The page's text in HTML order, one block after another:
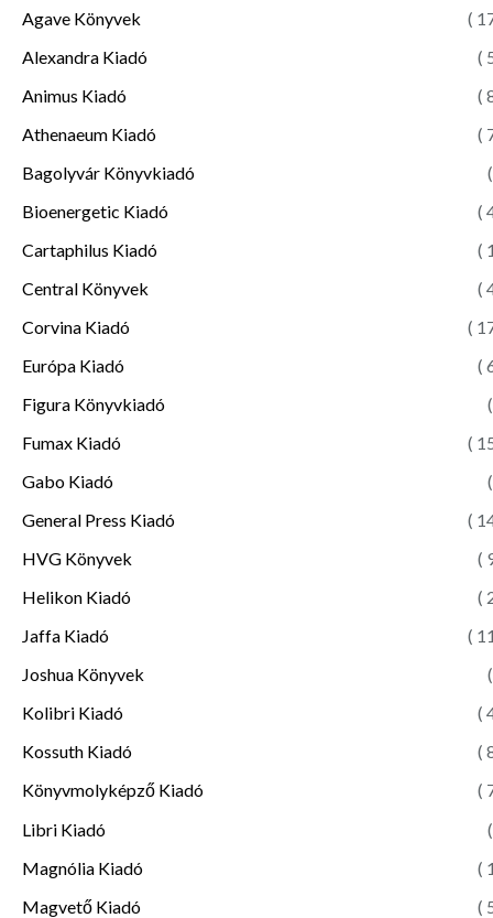
Agave Könyvek
(
Alexandra Kiadó
(
Animus Kiadó
(
Athenaeum Kiadó
(
Bagolyvár Könyvkiadó
Bioenergetic Kiadó
(
Cartaphilus Kiadó
(
Central Könyvek
(
Corvina Kiadó
(
Európa Kiadó
(
Figura Könyvkiadó
Fumax Kiadó
(
Gabo Kiadó
General Press Kiadó
(
HVG Könyvek
(
Helikon Kiadó
(
Jaffa Kiadó
(
Joshua Könyvek
Kolibri Kiadó
(
Kossuth Kiadó
(
Könyvmolyképző Kiadó
(
Libri Kiadó
Magnólia Kiadó
(
Magvető Kiadó
(